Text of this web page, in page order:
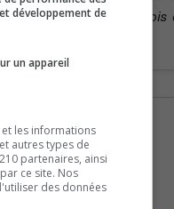
aime ! Ca fait deux mois
Cleonis
5
/5
il y a 1 semaine
développement de
un appareil
les informations
autres types de
partenaires, ainsi
ce site. Nos
des données